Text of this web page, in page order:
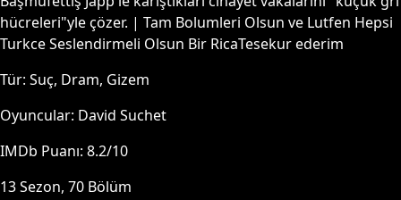
hücreleri"yle çözer. | Tam Bolumleri Olsun ve Lutfen Hepsi
Turkce Seslendirmeli Olsun Bir RicaTesekur ederim
Tür: Suç, Dram, Gizem
Oyuncular: David Suchet
IMDb Puanı: 8.2/10
13Sezon, 70 Bölüm